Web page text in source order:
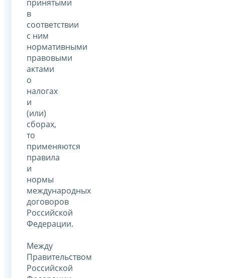
принятыми
в
соответствии
с ним
нормативными
правовыми
актами
о
налогах
и
(или)
сборах,
то
применяются
правила
и
нормы
международных
договоров
Российской
Федерации.
Между
Правительством
Российской